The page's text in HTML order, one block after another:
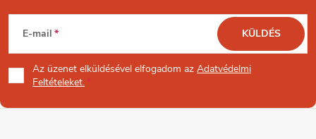
L
á
b
E-mail
Az üzenet elküldésével elfogadom az Adatvédelmi
Feltételeket.
KÜLDÉS